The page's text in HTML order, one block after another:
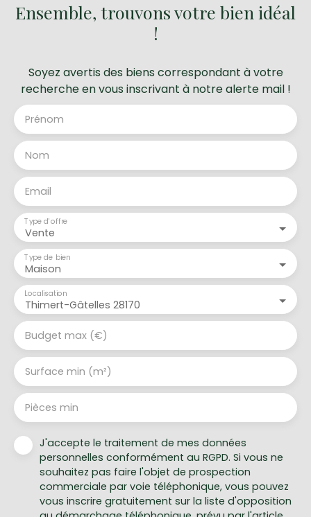
Ensemble, trouvons votre bien idéal
!
Soyez avertis des biens correspondant à votre
recherche en vous inscrivant à notre alerte mail !
Prénom
Nom
Email
Vente
Type d'offre
Maison
Type de bien
Thimert-Gâtelles 28170
Localisation
Budget max (€)
Surface min (m²)
Pièces min
J'accepte le traitement de mes données
personnelles conformément au RGPD. Si vous ne
souhaitez pas faire l'objet de prospection
commerciale par voie téléphonique, vous pouvez
vous inscrire gratuitement sur la liste d'opposition